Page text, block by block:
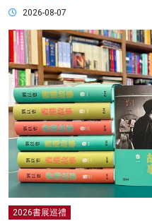
2026-08-07
2026書展巡禮